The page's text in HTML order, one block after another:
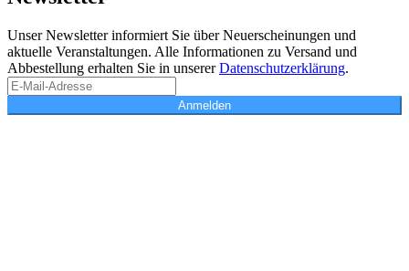
Unser Newsletter informiert Sie über Neuerscheinungen und
aktuelle Veranstaltungen. Alle Informationen zu Versand und
Abbestellung erhalten Sie in unsererDatenschutzerklärung.
Anmelden